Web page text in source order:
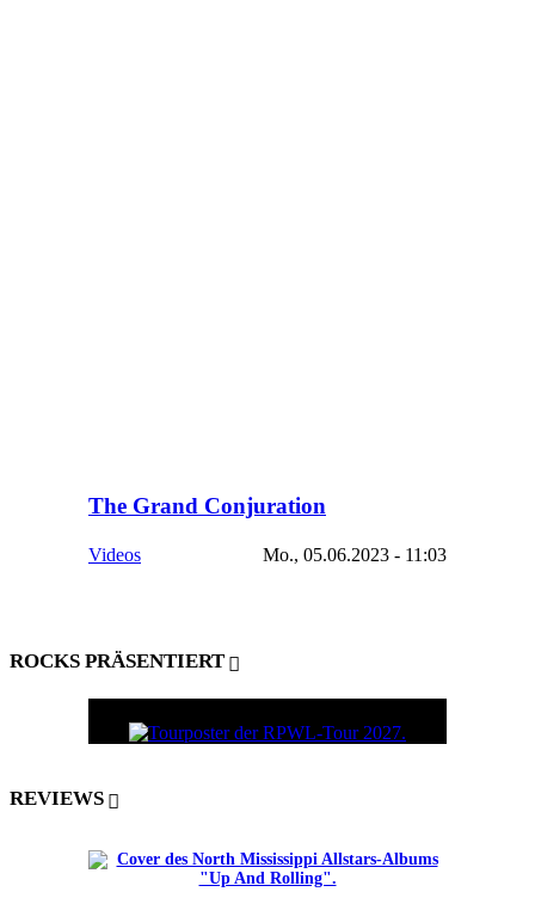
The Grand Conjuration
Videos Mo., 05.06.2023 - 11:03
ROCKS PRÄSENTIERT
REVIEWS